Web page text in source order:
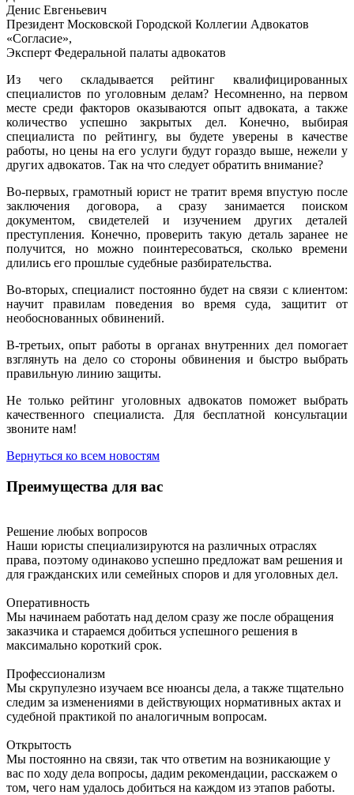
Денис Евгеньевич
Президент Московской Городской Коллегии Адвокатов
«Согласие»,
Эксперт Федеральной палаты адвокатов
Из чего складывается рейтинг квалифицированных
специалистов по уголовным делам? Несомненно, на первом
месте среди факторов оказываются опыт адвоката, а также
количество успешно закрытых дел. Конечно, выбирая
специалиста по рейтингу, вы будете уверены в качестве
работы, но цены на его услуги будут гораздо выше, нежели у
других адвокатов. Так на что следует обратить внимание?
Во-первых, грамотный юрист не тратит время впустую после
заключения договора, а сразу занимается поиском
документом, свидетелей и изучением других деталей
преступления. Конечно, проверить такую деталь заранее не
получится, но можно поинтересоваться, сколько времени
длились его прошлые судебные разбирательства.
Во-вторых, специалист постоянно будет на связи с клиентом:
научит правилам поведения во время суда, защитит от
необоснованных обвинений.
В-третьих, опыт работы в органах внутренних дел помогает
взглянуть на дело со стороны обвинения и быстро выбрать
правильную линию защиты.
Не только рейтинг уголовных адвокатов поможет выбрать
качественного специалиста. Для бесплатной консультации
звоните нам!
Вернуться ко всем новостям
Преимущества для вас
Решение любых вопросов
Наши юристы специализируются на различных отраслях
права, поэтому одинаково успешно предложат вам решения и
для гражданских или семейных споров и для уголовных дел.
Оперативность
Мы начинаем работать над делом сразу же после обращения
заказчика и стараемся добиться успешного решения в
максимально короткий срок.
Профессионализм
Мы скрупулезно изучаем все нюансы дела, а также тщательно
следим за изменениями в действующих нормативных актах и
судебной практикой по аналогичным вопросам.
Открытость
Мы постоянно на связи, так что ответим на возникающие у
вас по ходу дела вопросы, дадим рекомендации, расскажем о
том, чего нам удалось добиться на каждом из этапов работы.